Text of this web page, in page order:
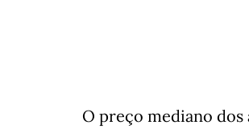
O preço mediano